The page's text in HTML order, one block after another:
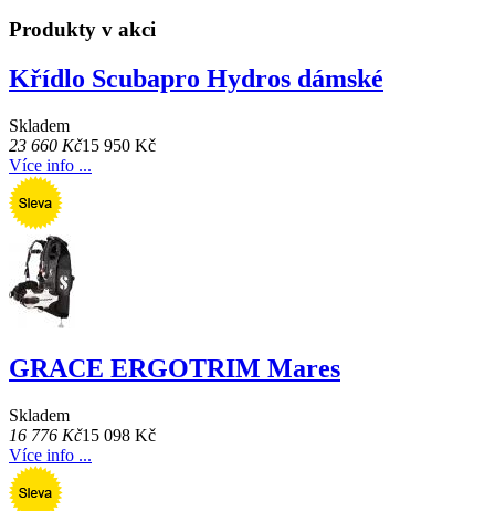
Produkty v akci
Křídlo Scubapro Hydros dámské
Skladem
23 660 Kč15 950 Kč
Více info ...
GRACE ERGOTRIM Mares
Skladem
16 776 Kč15 098 Kč
Více info ...